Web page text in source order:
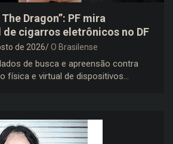
Dragon”: PF mira
cigarros eletrônicos no DF
de 2026 O Brasilense
de busca e apreensão contra
física e virtual de dispositivos…